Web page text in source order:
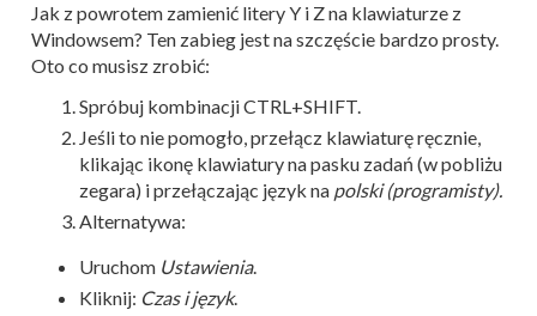
Jak z powrotem zamienić litery Y i Z na klawiaturze z
Windowsem? Ten zabieg jest na szczęście bardzo prosty.
Oto co musisz zrobić:
Spróbuj kombinacji CTRL+SHIFT.
Jeśli to nie pomogło, przełącz klawiaturę ręcznie,
klikając ikonę klawiatury na pasku zadań (w pobliżu
zegara) i przełączając język na polski (programisty).
Alternatywa:
Uruchom Ustawienia.
Kliknij: Czas i język.